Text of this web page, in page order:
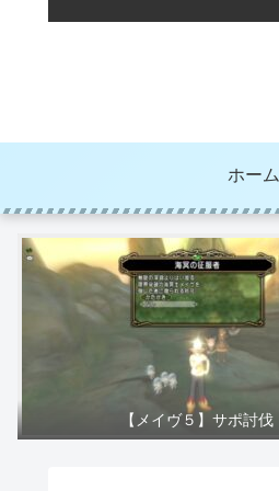
ホーム
【メイヴ５】サポ討伐